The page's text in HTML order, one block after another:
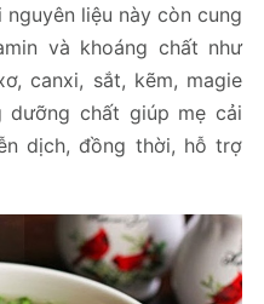
liệu này còn cung
và khoáng chất như
canxi, sắt, kẽm, magie
chất giúp mẹ cải
dịch, đồng thời, hỗ trợ